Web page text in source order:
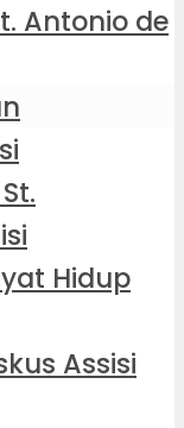
Antonio de
Hidup
Assisi